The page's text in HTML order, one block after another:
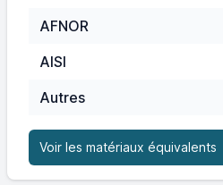
AFNOR
AISI
Autres
Voir les matériaux équivalents